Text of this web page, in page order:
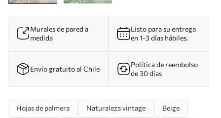
Murales de pared a
medida
Listo para su entrega
en 1-3 días hábiles.
Envío gratuito al Chile
Política de reembolso
de 30 días
Hojas de palmera Naturaleza vintage Beige